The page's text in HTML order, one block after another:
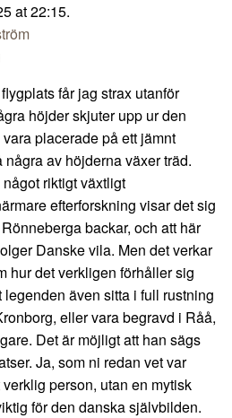
at 22:15.
får jag strax utanför
höjder skjuter upp ur den
placerade på ett jämnt
av höjderna växer träd.
riktigt växtligt
efterforskning visar det sig
backar, och att här
Danske vila. Men det verkar
hur det verkligen förhåller sig
även sitta i full rustning
eller vara begravd i Råå,
Det är möjligt att han sägs
Ja, som ni redan vet var
person, utan en mytisk
för den danska självbilden.